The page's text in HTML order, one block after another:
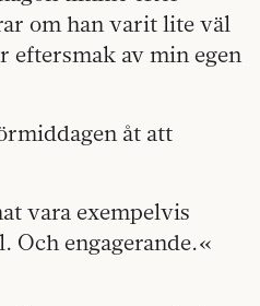
om han varit lite väl
eftersmak av min egen
åt att
vara exempelvis
Och engagerande.«